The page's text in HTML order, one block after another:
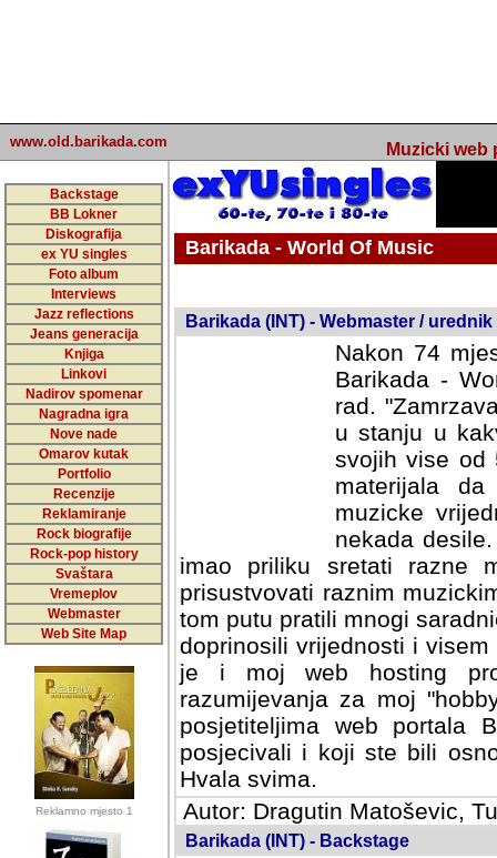
www.old.barikada.com Muzicki web
Backstage
BB Lokner
Diskografija
ex YU singles
Foto album
Interviews
Jazz reflections
Jeans generacija
Knjiga
Linkovi
Nadirov spomenar
Nagradna igra
Nove nade
Omarov kutak
Portfolio
Recenzije
Reklamiranje
Rock biografije
Rock-pop history
Svaštara
Vremeplov
Webmaster
Web Site Map
Reklamno mjesto 1
Barikada - World Of Music
Barikada (INT) - Webmaster / urednik
Nakon 74
Barikada -
rad.
u stanju u
svojih vise od
materijala
muzicke
nekada
imao priliku sretati razne
prisustvovati raznim
tom putu pratili mnogi
doprinosili vrijednosti i
je i moj web hosting
razumijevanja za moj
posjetiteljima web portala
posjecivali i koji ste bili
Hvala svima.
Autor: Dragutin Matoševic,
Barikada (INT) - Backstage